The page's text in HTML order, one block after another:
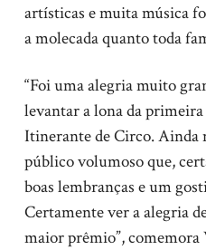
artísticas e muita música
a molecada quanto toda
“Foi uma alegria muito
levantar a lona da
Itinerante de Circo. Ainda
público volumoso que,
boas lembranças e um
Certamente ver a alegria
maior prêmio”,